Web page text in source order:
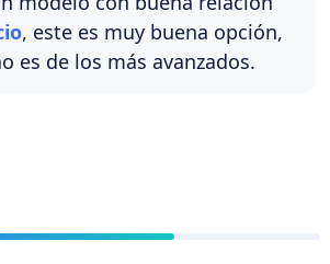
, este es muy buena opción,
es de los más avanzados.